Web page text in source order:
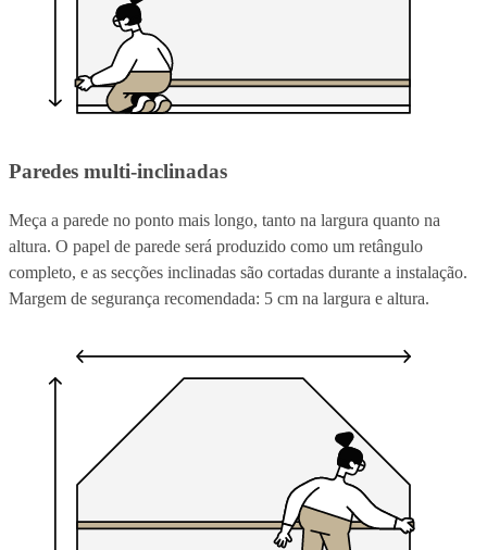
Paredes multi-inclinadas
Meça a parede no ponto mais longo, tanto na largura quanto na
altura. O papel de parede será produzido como um retângulo
completo, e as secções inclinadas são cortadas durante a instalação.
Margem de segurança recomendada: 5 cm na largura e altura.